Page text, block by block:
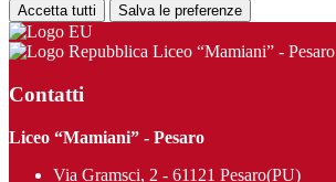
Accetta tutti Salva le preferenze
Liceo “Mamiani” - Pesaro
Contatti
Liceo “Mamiani” - Pesaro
Via Gramsci, 2 - 61121 Pesaro(PU)